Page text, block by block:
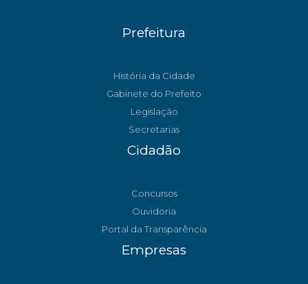
Prefeitura
História da Cidade
Gabinete do Prefeito
Legislação
Secretarias
Cidadão
Concursos
Ouvidoria
Portal da Transparência
Empresas